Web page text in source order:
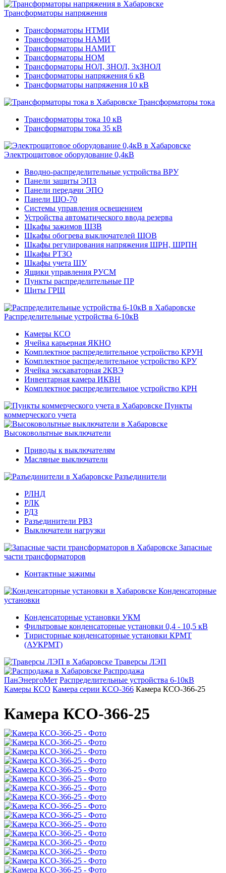
Трансформаторы напряжения
Трансформаторы НТМИ
Трансформаторы НАМИ
Трансформаторы НАМИТ
Трансформаторы НОМ
Трансформаторы НОЛ, ЗНОЛ, 3хЗНОЛ
Трансформаторы напряжения 6 кВ
Трансформаторы напряжения 10 кВ
Трансформаторы тока
Трансформаторы тока 10 кВ
Трансформаторы тока 35 кВ
Электрощитовое оборудование 0,4кВ
Вводно-распределительные устройства ВРУ
Панели защиты ЭПЗ
Панели передачи ЭПО
Панели ЩО-70
Системы управления освещением
Устройства автоматического ввода резерва
Шкафы зажимов ШЗВ
Шкафы обогрева выключателей ШОВ
Шкафы регулирования напряжения ШРН, ШРПН
Шкафы РТЗО
Шкафы учета ШУ
Ящики управления РУСМ
Пункты распределительные ПР
Щиты ГРЩ
Распределительные устройства 6-10кВ
Камеры КСО
Ячейка карьерная ЯКНО
Комплектное распределительное устройство КРУН
Комплектное распределительное устройство КРУ
Ячейка экскаваторная 2КВЭ
Инвентарная камера ИКВН
Комплектное распределительное устройство КРН
Пункты
коммерческого учета
Высоковольтные выключатели
Приводы к выключателям
Масляные выключатели
Разъединители
РЛНД
РЛК
РДЗ
Разъединители РВЗ
Выключатели нагрузки
Запасные
части трансформаторов
Контактные зажимы
Конденсаторные
установки
Конденсаторные установки УКМ
Фильтровые конденсаторные установки 0,4 - 10,5 кВ
Тиристорные конденсаторные установки КРМТ
(АУКРМТ)
Траверсы ЛЭП
Распродажа
ПанЭнергоМет Распределительные устройства 6-10кВ
Камеры КСО Камера серии КСО-366 Камера КСО-366-25
Камера КСО-366-25